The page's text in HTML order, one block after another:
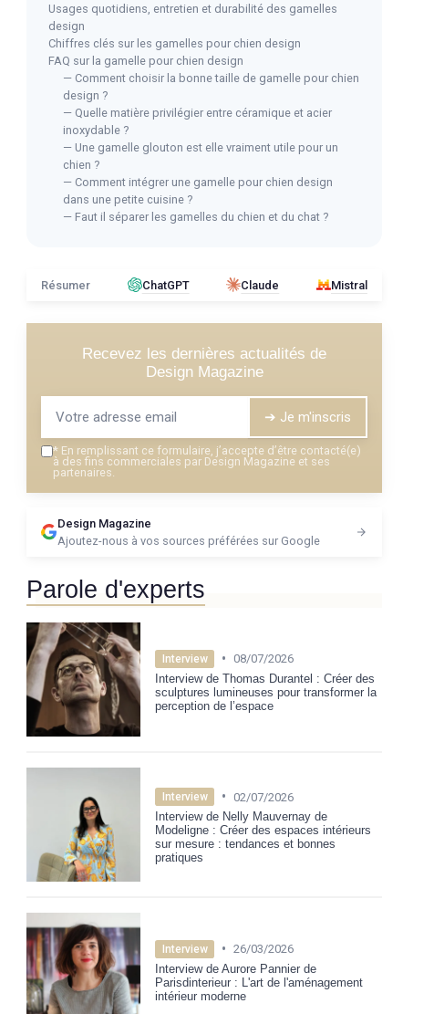
Usages quotidiens, entretien et durabilité des gamelles
design
Chiffres clés sur les gamelles pour chien design
FAQ sur la gamelle pour chien design
— Comment choisir la bonne taille de gamelle pour chien
design ?
— Quelle matière privilégier entre céramique et acier
inoxydable ?
— Une gamelle glouton est elle vraiment utile pour un
chien ?
— Comment intégrer une gamelle pour chien design
dans une petite cuisine ?
— Faut il séparer les gamelles du chien et du chat ?
Résumer ChatGPT Claude Mistral
Recevez les dernières actualités de
Design Magazine
➔ Je m'inscris
* En remplissant ce formulaire, j’accepte d’être contacté(e)
à des fins commerciales par Design Magazine et ses
partenaires.
Design Magazine
Ajoutez-nous à vos sources préférées sur Google
Parole d'experts
Interview • 08/07/2026
Interview de Thomas Durantel : Créer des
sculptures lumineuses pour transformer la
perception de l’espace
Interview • 02/07/2026
Interview de Nelly Mauvernay de
Modeligne : Créer des espaces intérieurs
sur mesure : tendances et bonnes
pratiques
Interview • 26/03/2026
Interview de Aurore Pannier de
Parisdinterieur : L'art de l'aménagement
intérieur moderne